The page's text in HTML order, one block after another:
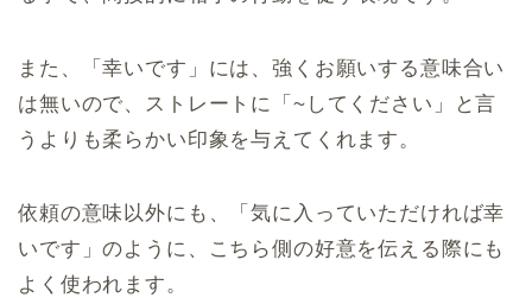
また、「幸いです」には、強くお願いする意味合い
は無いので、ストレートに「~してください」と言
うよりも柔らかい印象を与えてくれます。
依頼の意味以外にも、「気に入っていただければ幸
いです」のように、こちら側の好意を伝える際にも
よく使われます。